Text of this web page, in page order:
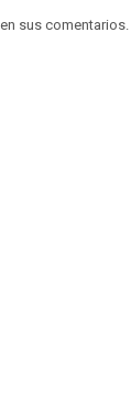
sus comentarios.